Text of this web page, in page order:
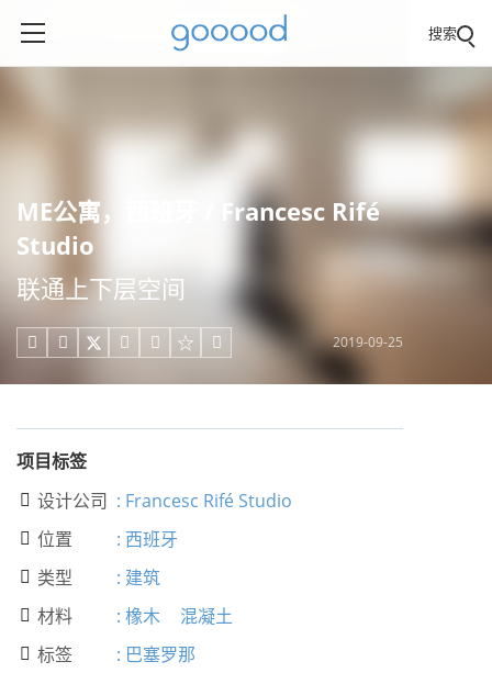
搜索
ME公寓，西班牙 / Francesc Rifé
Studio
联通上下层空间
     2019-09-25
项目标签
 设计公司 : Francesc Rifé Studio
 位置 : 西班牙
 类型 : 建筑
 材料 : 橡木 混凝土
 标签 : 巴塞罗那